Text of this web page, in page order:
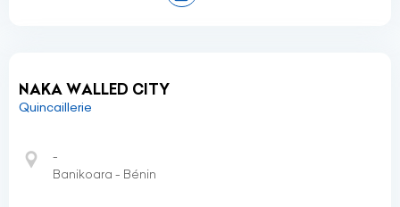
NAKA WALLED CITY
Quincaillerie
-
Banikoara - Bénin